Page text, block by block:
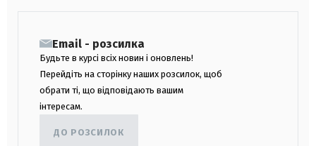
Email - розсилка
Будьте в курсі всіх новин і оновлень!
Перейдіть на сторінку наших розсилок, щоб
обрати ті, що відповідають вашим
інтересам.
ДО РОЗСИЛОК